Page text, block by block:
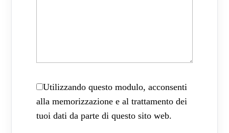
Utilizzando questo modulo, acconsenti
alla memorizzazione e al trattamento dei
tuoi dati da parte di questo sito web.